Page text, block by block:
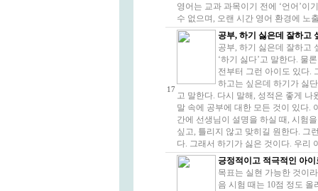
영어는 교과 과목이기 전에 ‘언어’이
수 없으며, 오랜 시간 영어 환경에 노
17
공부, 하기 싫은데 잘하고
공부, 하기 싫은데 잘하고
‘하기 싫다’고 말한다. 물
전부터 그런 아이도 있다.
하고는 싶은데 하기가 싫
고 말한다. 다시 말해, 성적은 좋게
말 속에 공부에 대한 모든 것이 있다.
간에 선생님이 설명을 하실 때, 시험
싶고, 틀리지 않고 맞히길 원한다. 그
다. 그래서 하기가 싫은 것이다. 우리
긍정적이고 적극적인 아
목표는 실현 가능한 것이
음 시험 때는 10점 정도 올